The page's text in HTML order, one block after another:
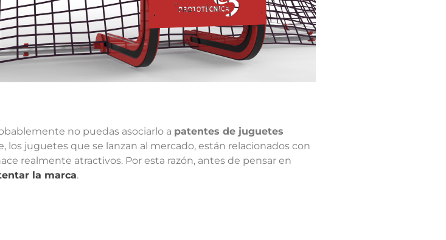
no puedas asociarlo a patentes de juguetes
juguetes que se lanzan al mercado, están relacionados con
realmente atractivos. Por esta razón, antes de pensar en
la marca.